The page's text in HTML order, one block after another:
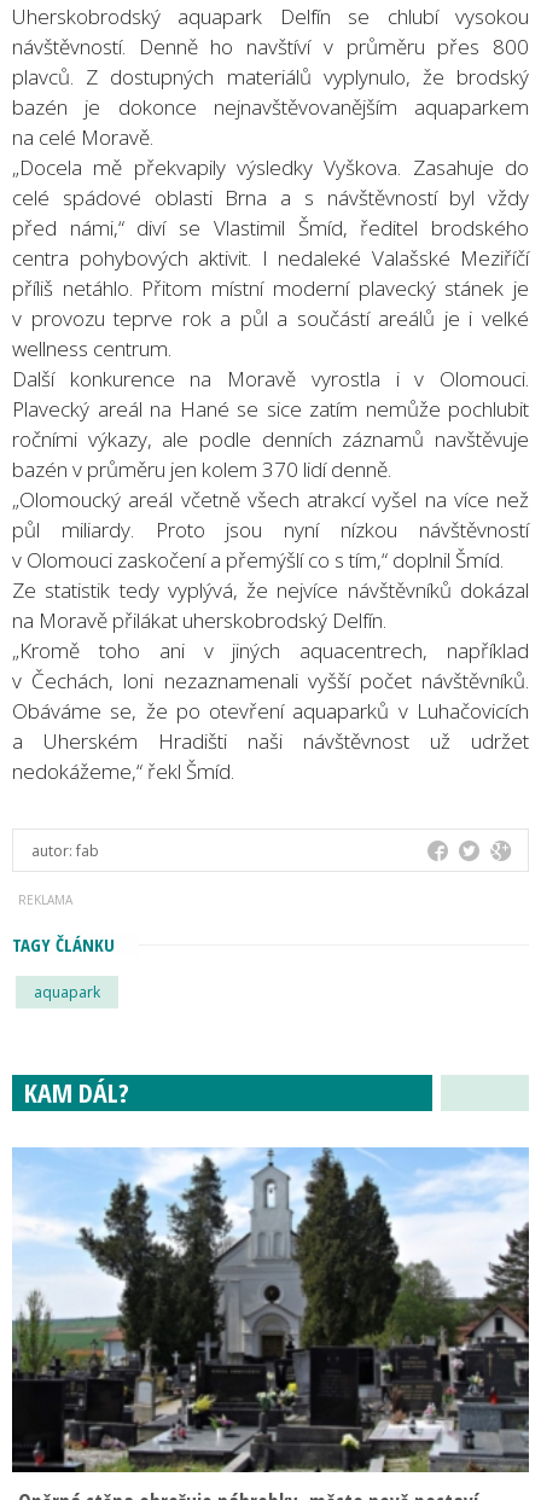
Uherskobrodský aquapark Delfín se chlubí vysokou
návštěvností. Denně ho navštíví v průměru přes 800
plavců. Z dostupných materiálů vyplynulo, že brodský
bazén je dokonce nejnavštěvovanějším aquaparkem
na celé Moravě.
„Docela mě překvapily výsledky Vyškova. Zasahuje do
celé spádové oblasti Brna a s návštěvností byl vždy
před námi,“ diví se Vlastimil Šmíd, ředitel brodského
centra pohybových aktivit. I nedaleké Valašské Meziříčí
příliš netáhlo. Přitom místní moderní plavecký stánek je
v provozu teprve rok a půl a součástí areálů je i velké
wellness centrum.
Další konkurence na Moravě vyrostla i v Olomouci.
Plavecký areál na Hané se sice zatím nemůže pochlubit
ročními výkazy, ale podle denních záznamů navštěvuje
bazén v průměru jen kolem 370 lidí denně.
„Olomoucký areál včetně všech atrakcí vyšel na více než
půl miliardy. Proto jsou nyní nízkou návštěvností
v Olomouci zaskočení a přemýšlí co s tím,“ doplnil Šmíd.
Ze statistik tedy vyplývá, že nejvíce návštěvníků dokázal
na Moravě přilákat uherskobrodský Delfín.
„Kromě toho ani v jiných aquacentrech, například
v Čechách, loni nezaznamenali vyšší počet návštěvníků.
Obáváme se, že po otevření aquaparků v Luhačovicích
a Uherském Hradišti naši návštěvnost už udržet
nedokážeme,“ řekl Šmíd.
autor: fab
TAGY ČLÁNKU
aquapark
KAM DÁL?